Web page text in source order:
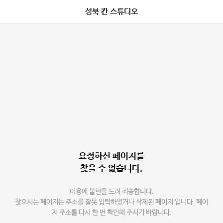
성북 칸 스튜디오
요청하신 페이지를
찾을 수 없습니다.
이용에 불편을 드려 죄송합니다.
찾으시는 페이지는 주소를 잘못 입력하였거나 삭제된 페이지 입니다. 페이
지 주소를 다시 한 번 확인해 주시기 바랍니다.